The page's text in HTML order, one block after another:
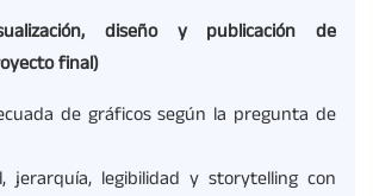
,diseñoy publicación de
final)
de gráficos según la pregunta de
jerarquía, legibilidad y storytelling con